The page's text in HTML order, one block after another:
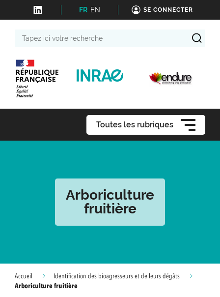
FR EN SE CONNECTER
recherche
Toutes les rubriques
Arboriculture
fruitière
Accueil
Identification des bioagresseurs et de leurs dégâts
Arboriculture fruitière